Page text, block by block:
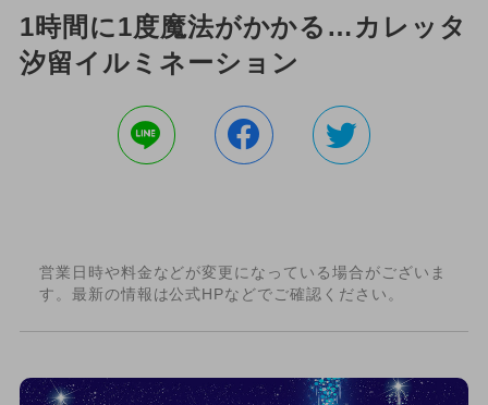
1時間に1度魔法がかかる…カレッタ
汐留イルミネーション
営業日時や料金などが変更になっている場合がございま
す。最新の情報は公式HPなどでご確認ください。